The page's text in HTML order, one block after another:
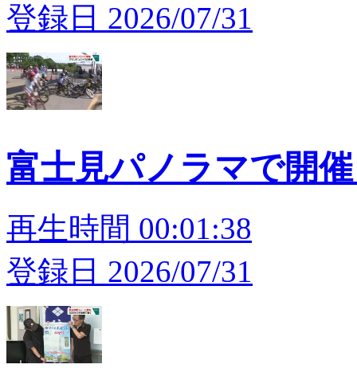
登録日 2026/07/31
富士見パノラマで開
再生時間 00:01:38
登録日 2026/07/31